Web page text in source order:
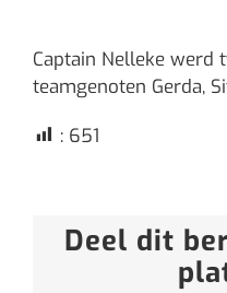
Captain Nelleke werd
teamgenoten Gerda,
: 651
Deel dit